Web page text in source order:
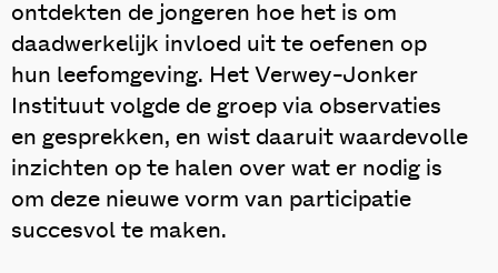
ontdekten de jongeren hoe het is om
daadwerkelijk invloed uit te oefenen op
hun leefomgeving. Het Verwey-Jonker
Instituut volgde de groep via observaties
en gesprekken, en wist daaruit waardevolle
inzichten op te halen over wat er nodig is
om deze nieuwe vorm van participatie
succesvol te maken.